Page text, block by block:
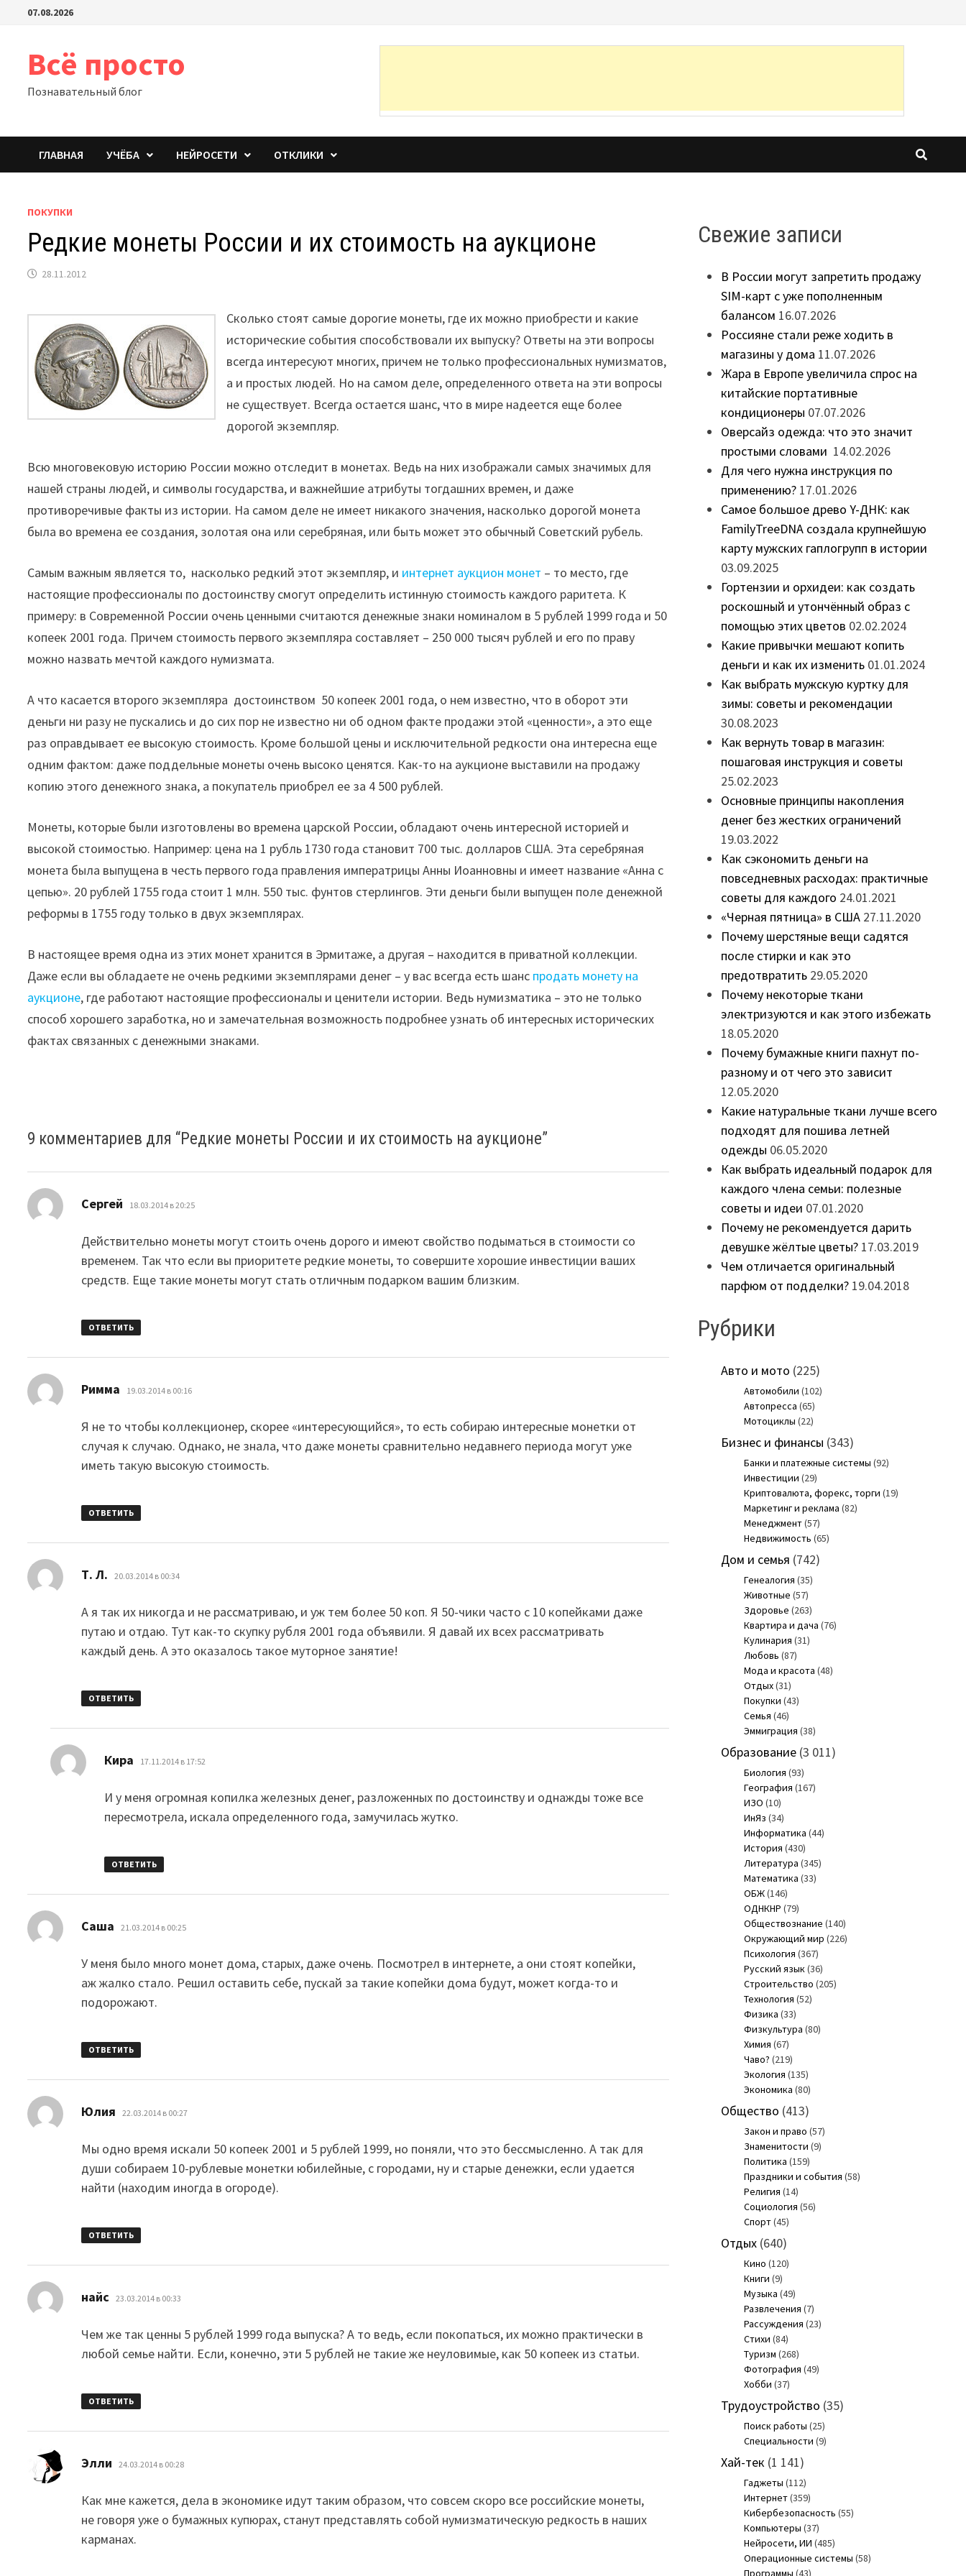
Перейти07.08.2026
Всё просто
Познавательный блог
ГЛАВНАЯ УЧЁБА НЕЙРОСЕТИ ОТКЛИКИ
ПОКУПКИ
Редкие монеты России и их стоимость на аукционе
28.11.2012
Сколько стоят самые дорогие монеты, где их можно приобрести и какие
исторические события способствовали их выпуску? Ответы на эти вопросы
всегда интересуют многих, причем не только профессиональных нумизматов,
а и простых людей. Но на самом деле, определенного ответа на эти вопросы
не существует. Всегда остается шанс, что в мире надеется еще более
дорогой экземпляр.
Всю многовековую историю России можно отследит в монетах. Ведь на них изображали самых значимых для
нашей страны людей, и символы государства, и важнейшие атрибуты тогдашних времен, и даже
противоречивые факты из истории. На самом деле не имеет никакого значения, насколько дорогой монета
была во времена ее создания, золотая она или серебряная, или быть может это обычный Советский рубель.
Самым важным является то, насколько редкий этот экземпляр, и интернет аукцион монет – то место, где
настоящие профессионалы по достоинству смогут определить истинную стоимость каждого раритета. К
примеру: в Современной России очень ценными считаются денежные знаки номиналом в 5 рублей 1999 года и 50
копеек 2001 года. Причем стоимость первого экземпляра составляет – 250 000 тысяч рублей и его по праву
можно назвать мечтой каждого нумизмата.
А что касается второго экземпляра достоинством 50 копеек 2001 года, о нем известно, что в оборот эти
деньги ни разу не пускались и до сих пор не известно ни об одном факте продажи этой «ценности», а это еще
раз оправдывает ее высокую стоимость. Кроме большой цены и исключительной редкости она интересна еще
одним фактом: даже поддельные монеты очень высоко ценятся. Как-то на аукционе выставили на продажу
копию этого денежного знака, а покупатель приобрел ее за 4 500 рублей.
Монеты, которые были изготовлены во времена царской России, обладают очень интересной историей и
высокой стоимостью. Например: цена на 1 рубль 1730 года становит 700 тыс. долларов США. Эта серебряная
монета была выпущена в честь первого года правления императрицы Анны Иоанновны и имеет название «Анна с
цепью». 20 рублей 1755 года стоит 1 млн. 550 тыс. фунтов стерлингов. Эти деньги были выпущен поле денежной
реформы в 1755 году только в двух экземплярах.
В настоящее время одна из этих монет хранится в Эрмитаже, а другая – находится в приватной коллекции.
Даже если вы обладаете не очень редкими экземплярами денег – у вас всегда есть шанс продать монету на
аукционе, где работают настоящие профессионалы и ценители истории. Ведь нумизматика – это не только
способ хорошего заработка, но и замечательная возможность подробнее узнать об интересных исторических
фактах связанных с денежными знаками.
9 комментариев для “Редкие монеты России и их стоимость на аукционе”
Сергей 18.03.2014 в 20:25
Действительно монеты могут стоить очень дорого и имеют свойство подыматься в стоимости со
временем. Так что если вы приоритете редкие монеты, то совершите хорошие инвестиции ваших
средств. Еще такие монеты могут стать отличным подарком вашим близким.
ОТВЕТИТЬ
Римма 19.03.2014 в 00:16
Я не то чтобы коллекционер, скорее «интересующийся», то есть собираю интересные монетки от
случая к случаю. Однако, не знала, что даже монеты сравнительно недавнего периода могут уже
иметь такую высокую стоимость.
ОТВЕТИТЬ
Т. Л. 20.03.2014 в 00:34
А я так их никогда и не рассматриваю, и уж тем более 50 коп. Я 50-чики часто с 10 копейками даже
путаю и отдаю. Тут как-то скупку рубля 2001 года объявили. Я давай их всех рассматривать
каждый день. А это оказалось такое муторное занятие!
ОТВЕТИТЬ
Кира 17.11.2014 в 17:52
И у меня огромная копилка железных денег, разложенных по достоинству и однажды тоже все
пересмотрела, искала определенного года, замучилась жутко.
ОТВЕТИТЬ
Саша 21.03.2014 в 00:25
У меня было много монет дома, старых, даже очень. Посмотрел в интернете, а они стоят копейки,
аж жалко стало. Решил оставить себе, пускай за такие копейки дома будут, может когда-то и
подорожают.
ОТВЕТИТЬ
Юлия 22.03.2014 в 00:27
Мы одно время искали 50 копеек 2001 и 5 рублей 1999, но поняли, что это бессмысленно. А так для
души собираем 10-рублевые монетки юбилейные, с городами, ну и старые денежки, если удается
найти (находим иногда в огороде).
ОТВЕТИТЬ
найс 23.03.2014 в 00:33
Чем же так ценны 5 рублей 1999 года выпуска? А то ведь, если покопаться, их можно практически в
любой семье найти. Если, конечно, эти 5 рублей не такие же неуловимые, как 50 копеек из статьи.
ОТВЕТИТЬ
Элли 24.03.2014 в 00:28
Как мне кажется, дела в экономике идут таким образом, что совсем скоро все российские монеты,
не говоря уже о бумажных купюрах, станут представлять собой нумизматическую редкость в наших
карманах.
Свежие записи
В России могут запретить продажу
SIM-карт с уже пополненным
балансом 16.07.2026
Россияне стали реже ходить в
магазины у дома 11.07.2026
Жара в Европе увеличила спрос на
китайские портативные
кондиционеры 07.07.2026
Оверсайз одежда: что это значит
простыми словами 14.02.2026
Для чего нужна инструкция по
применению? 17.01.2026
Самое большое древо Y-ДНК: как
FamilyTreeDNA создала крупнейшую
карту мужских гаплогрупп в истории
03.09.2025
Гортензии и орхидеи: как создать
роскошный и утончённый образ с
помощью этих цветов 02.02.2024
Какие привычки мешают копить
деньги и как их изменить 01.01.2024
Как выбрать мужскую куртку для
зимы: советы и рекомендации
30.08.2023
Как вернуть товар в магазин:
пошаговая инструкция и советы
25.02.2023
Основные принципы накопления
денег без жестких ограничений
19.03.2022
Как сэкономить деньги на
повседневных расходах: практичные
советы для каждого 24.01.2021
«Черная пятница» в США 27.11.2020
Почему шерстяные вещи садятся
после стирки и как это
предотвратить 29.05.2020
Почему некоторые ткани
электризуются и как этого избежать
18.05.2020
Почему бумажные книги пахнут по-
разному и от чего это зависит
12.05.2020
Какие натуральные ткани лучше всего
подходят для пошива летней
одежды 06.05.2020
Как выбрать идеальный подарок для
каждого члена семьи: полезные
советы и идеи 07.01.2020
Почему не рекомендуется дарить
девушке жёлтые цветы? 17.03.2019
Чем отличается оригинальный
парфюм от подделки? 19.04.2018
Рубрики
Авто и мото (225)
Автомобили (102)
Автопресса (65)
Мотоциклы (22)
Бизнес и финансы (343)
Банки и платежные системы (92)
Инвестиции (29)
Криптовалюта, форекс, торги (19)
Маркетинг и реклама (82)
Менеджмент(57)
Недвижимость (65)
Дом и семья (742)
Генеалогия (35)
Животные (57)
Здоровье (263)
Квартира и дача (76)
Кулинария (31)
Любовь (87)
Мода и красота (48)
Отдых(31)
Покупки (43)
Семья (46)
Эммиграция (38)
Образование(3 011)
Биология (93)
География (167)
ИЗО (10)
ИнЯз (34)
Информатика (44)
История (430)
Литература (345)
Математика (33)
ОБЖ(146)
ОДНКНР (79)
Обществознание (140)
Окружающий мир (226)
Психология (367)
Русский язык(36)
Строительство (205)
Технология (52)
Физика (33)
Физкультура (80)
Химия (67)
Чаво? (219)
Экология (135)
Экономика (80)
Общество (413)
Закон и право (57)
Знаменитости (9)
Политика (159)
Праздники и события (58)
Религия (14)
Социология (56)
Спорт(45)
Отдых(640)
Кино (120)
Книги (9)
Музыка (49)
Развлечения (7)
Рассуждения (23)
Стихи (84)
Туризм (268)
Фотография (49)
Хобби (37)
Трудоустройство (35)
Поиск работы (25)
Специальности (9)
Хай-тек (1 141)
Гаджеты (112)
Интернет(359)
Кибербезопасность (55)
Компьютеры (37)
Нейросети, ИИ (485)
Операционные системы (58)
Программы (43)